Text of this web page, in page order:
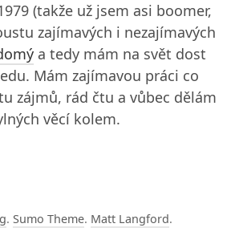
(takže už jsem asi boomer,
zajímavých i nezajímavých
a tedy mám na svět dost
Mám zajímavou práci co
zájmů, rád čtu a vůbec dělám
věcí kolem.
. Sumo Theme. Matt Langford.